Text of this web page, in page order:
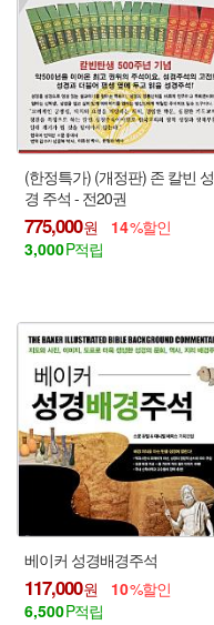
(한정특가) (개정판) 존 칼빈 성
경 주석 - 전20권
775,000
14
3,000
베이커 성경배경주석
117,000
10
6,500